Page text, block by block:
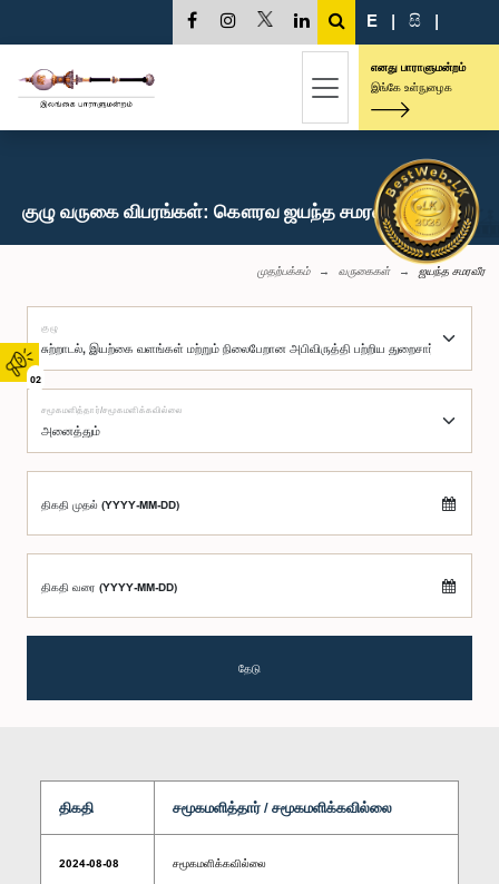
02
E | සි |
எனது பாராளுமன்றம்
இங்கே உள்நுழைக
குழு வருகை விபரங்கள்: கௌரவ ஜயந்த சமரவீர, பா.உ.
முதற்பக்கம் வருகைகள் ஜயந்த சமரவீர
குழு
சமூகமளித்தார்/சமூகமளிக்கவில்லை
திகதி முதல் (YYYY-MM-DD)
திகதி வரை (YYYY-MM-DD)
தேடு
திகதி சமூகமளித்தார் / சமூகமளிக்கவில்லை
2024-08-08 சமூகமளிக்கவில்லை